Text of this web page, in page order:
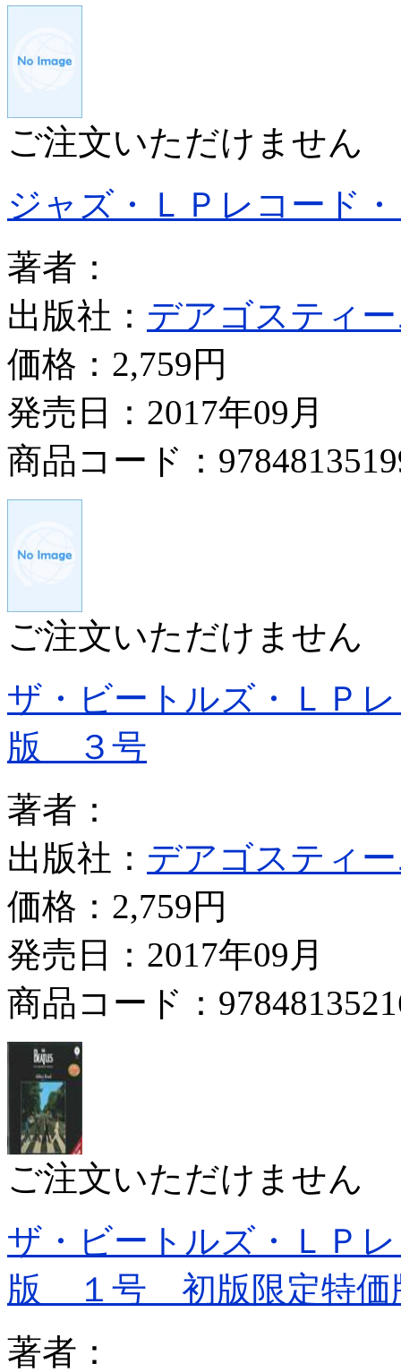
ご注文いただけません
ジャズ・ＬＰレコード
著者：
出版社： デアゴスティ
価格： 2,759円
発売日：2017年09月
商品コード：
ご注文いただけません
ザ・ビートルズ・ＬＰ
版 ３号
著者：
出版社： デアゴスティ
価格： 2,759円
発売日：2017年09月
商品コード：
ご注文いただけません
ザ・ビートルズ・ＬＰ
版 １号 初版限定特価
著者：